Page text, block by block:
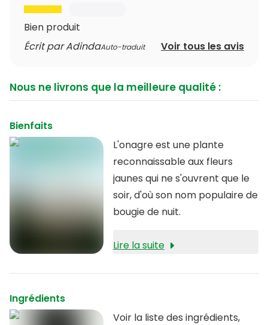
Bien produit
Écrit par AdindaAuto-traduit Voir tous les avis
Nous ne livrons que la meilleure qualité :
Bienfaits
L'onagre est une plante
reconnaissable aux fleurs
jaunes qui ne s'ouvrent que le
soir, d'où son nom populaire de
bougie de nuit.
Lire la suite
Ingrédients
Voir la liste des ingrédients,